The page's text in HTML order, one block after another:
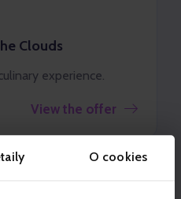
O cookies
Clouds
experience.
View the offer